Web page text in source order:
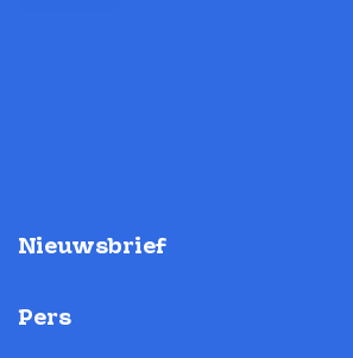
Nieuwsbrief
Pers